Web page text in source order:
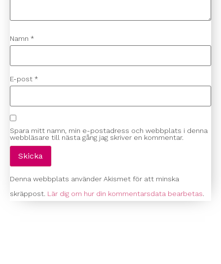
Namn *
E-post *
Spara mitt namn, min e-postadress och webbplats i denna
webbläsare till nästa gång jag skriver en kommentar.
Denna webbplats använder Akismet för att minska
skräppost. Lär dig om hur din kommentarsdata bearbetas.